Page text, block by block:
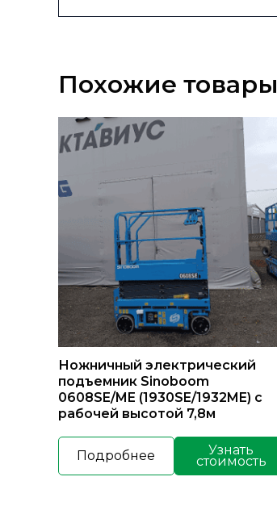
Похожие товары
Ножничный электрический
подъемник Sinoboom
0608SE/ME (1930SE/1932ME) с
рабочей высотой 7,8м
Подробнее Узнать
стоимость